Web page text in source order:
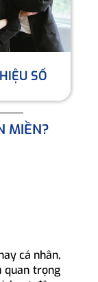
SỐ
MIỀN?
cá nhân,
quan trọng